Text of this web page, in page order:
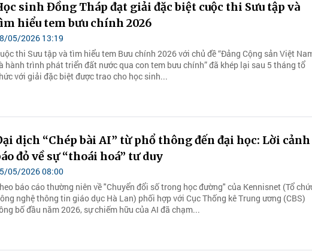
sinh Đồng Tháp đạt giải đặc biệt cuộc thi Sưu tập và
hiểu tem bưu chính 2026
05/2026 13:19
thi Sưu tập và tìm hiểu tem Bưu chính 2026 với chủ đề “Đảng Cộng sản Việt
hành trình phát triển đất nước qua con tem bưu chính” đã khép lại sau 5 tháng tổ
với giải đặc biệt được trao cho học sinh...
dịch “Chép bài AI” từ phổ thông đến đại học: Lời cảnh
đỏ về sự “thoái hoá” tư duy
05/2026 08:00
báo cáo thường niên về "Chuyển đổi số trong học đường" của Kennisnet (Tổ
nghệ thông tin giáo dục Hà Lan) phối hợp với Cục Thống kê Trung ương (CBS)
bố đầu năm 2026, sự chiếm hữu của AI đã chạm...